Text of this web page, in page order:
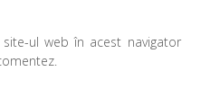
ul web în acest navigator